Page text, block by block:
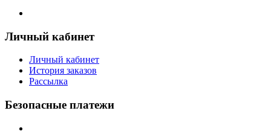
Личный кабинет
Личный кабинет
История заказов
Рассылка
Безопасные платежи